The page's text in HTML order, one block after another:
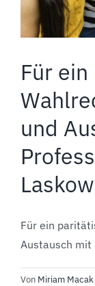
Für
und
Für ein
Austausch mit
Von Miriam Macak